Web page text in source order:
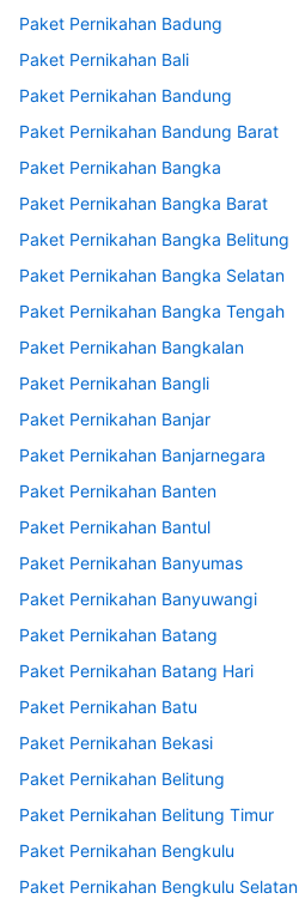
Paket Pernikahan Badung
Paket Pernikahan Bali
Paket Pernikahan Bandung
Paket Pernikahan Bandung Barat
Paket Pernikahan Bangka
Paket Pernikahan Bangka Barat
Paket Pernikahan Bangka Belitung
Paket Pernikahan Bangka Selatan
Paket Pernikahan Bangka Tengah
Paket Pernikahan Bangkalan
Paket Pernikahan Bangli
Paket Pernikahan Banjar
Paket Pernikahan Banjarnegara
Paket Pernikahan Banten
Paket Pernikahan Bantul
Paket Pernikahan Banyumas
Paket Pernikahan Banyuwangi
Paket Pernikahan Batang
Paket Pernikahan Batang Hari
Paket Pernikahan Batu
Paket Pernikahan Bekasi
Paket Pernikahan Belitung
Paket Pernikahan Belitung Timur
Paket Pernikahan Bengkulu
Paket Pernikahan Bengkulu Selatan